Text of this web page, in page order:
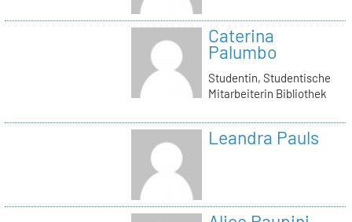
Caterina
Palumbo
Studentin, Studentische
Mitarbeiterin Bibliothek
Leandra Pauls